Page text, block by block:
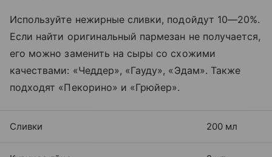
Используйте нежирные сливки, подойдут 10—20%.
Если найти оригинальный пармезан не получается,
его можно заменить на сыры со схожими
качествами: «Чеддер», «Гауду», «Эдам». Также
подходят «Пекорино» и «Грюйер».
Сливки 200 мл